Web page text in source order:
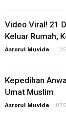
Video Viral! 21
Keluar Rumah,
Asrorul Muvida - 12/
Kepedihan
Umat Muslim
Asrorul Muvida - 07/